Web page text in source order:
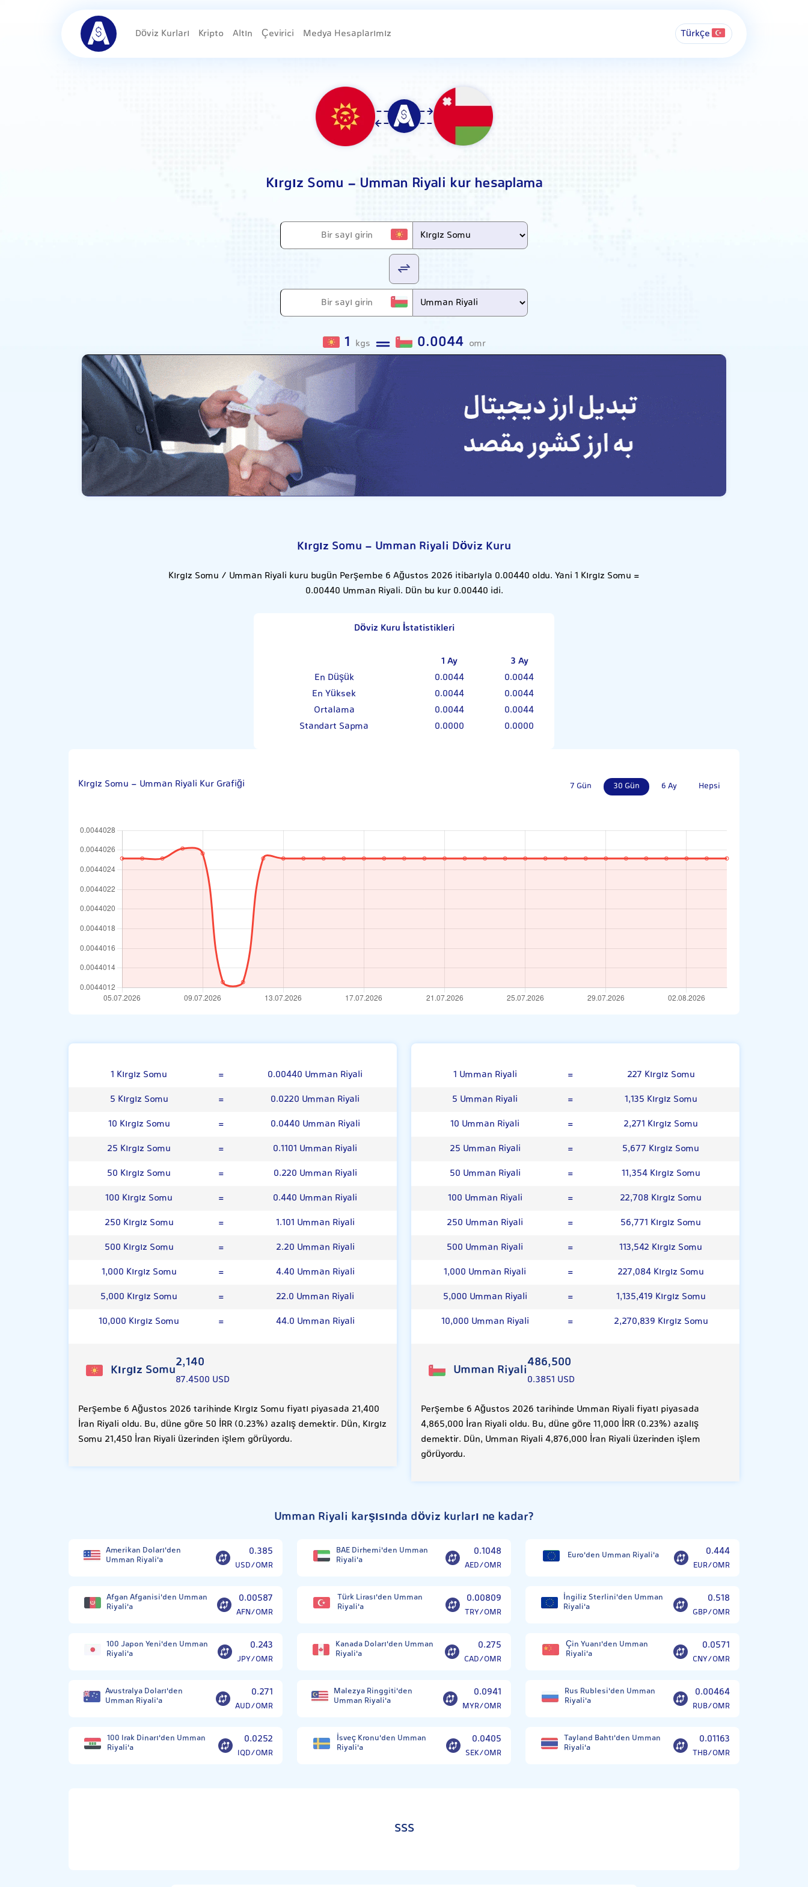
Döviz Kurları Kripto Altın Çevirici Medya Hesaplarımız Türkçe
Kırgız Somu - Umman Riyali kur hesaplama
1 kgs 0.0044 omr
Kırgız Somu - Umman Riyali Döviz Kuru
Kırgız Somu / Umman Riyali kuru bugün Perşembe 6 Ağustos 2026 itibarıyla 0.00440 oldu. Yani 1 Kırgız Somu =
0.00440 Umman Riyali. Dün bu kur 0.00440 idi.
Döviz Kuru İstatistikleri
1 Ay
3 Ay
En Düşük
0.0044
0.0044
En Yüksek
0.0044
0.0044
Ortalama
0.0044
0.0044
Standart Sapma
0.0000 0.0000
Kırgız Somu - Umman Riyali Kur Grafiği 7 Gün 30 Gün 6 Ay Hepsi
1 Kırgız Somu =
0.00440 Umman Riyali
5 Kırgız Somu
=
0.0220 Umman Riyali
10 Kırgız Somu
=
0.0440 Umman Riyali
25 Kırgız Somu
=
0.1101 Umman Riyali
50 Kırgız Somu
=
0.220 Umman Riyali
100 Kırgız Somu
=
0.440 Umman Riyali
250 Kırgız Somu
=
1.101 Umman Riyali
500 Kırgız Somu
=
2.20 Umman Riyali
1,000 Kırgız Somu
=
4.40 Umman Riyali
5,000 Kırgız Somu
=
22.0 Umman Riyali
10,000 Kırgız Somu
= 44.0 Umman Riyali
Kırgız Somu2,140
87.4500 USD
Perşembe 6 Ağustos 2026 tarihinde Kırgız Somu fiyatı piyasada 21,400
İran Riyali oldu. Bu, düne göre 50 İRR (0.23%) azalış demektir. Dün, Kırgız
Somu 21,450 İran Riyali üzerinden işlem görüyordu.
1 Umman Riyali =
227 Kırgız Somu
5 Umman Riyali
=
1,135 Kırgız Somu
10 Umman Riyali
=
2,271 Kırgız Somu
25 Umman Riyali
=
5,677 Kırgız Somu
50 Umman Riyali
=
11,354 Kırgız Somu
100 Umman Riyali
=
22,708 Kırgız Somu
250 Umman Riyali
=
56,771 Kırgız Somu
500 Umman Riyali
=
113,542 Kırgız Somu
1,000 Umman Riyali
=
227,084 Kırgız Somu
5,000 Umman Riyali
=
1,135,419 Kırgız Somu
10,000 Umman Riyali
= 2,270,839 Kırgız Somu
Umman Riyali486,500
0.3851 USD
Perşembe 6 Ağustos 2026 tarihinde Umman Riyali fiyatı piyasada
4,865,000 İran Riyali oldu. Bu, düne göre 11,000 İRR (0.23%) azalış
demektir. Dün, Umman Riyali 4,876,000 İran Riyali üzerinden işlem
görüyordu.
Umman Riyali karşısında döviz kurları ne kadar?
Amerikan Doları'den
Umman Riyali'a
0.385
USD/OMR
BAE Dirhemi'den Umman
Riyali'a
0.1048
AED/OMR
Euro'den Umman Riyali'a 0.444
EUR/OMR
Afgan Afganisi'den Umman
Riyali'a
0.00587
AFN/OMR
Türk Lirası'den Umman
Riyali'a
0.00809
TRY/OMR
İngiliz Sterlini'den Umman
Riyali'a
0.518
GBP/OMR
100 Japon Yeni'den Umman
Riyali'a
0.243
JPY/OMR
Kanada Doları'den Umman
Riyali'a
0.275
CAD/OMR
Çin Yuanı'den Umman
Riyali'a
0.0571
CNY/OMR
Avustralya Doları'den
Umman Riyali'a
0.271
AUD/OMR
Malezya Ringgiti'den
Umman Riyali'a
0.0941
MYR/OMR
Rus Rublesi'den Umman
Riyali'a
0.00464
RUB/OMR
100 Irak Dinarı'den Umman
Riyali'a
0.0252
IQD/OMR
İsveç Kronu'den Umman
Riyali'a
0.0405
SEK/OMR
Tayland Bahtı'den Umman
Riyali'a
0.01163
THB/OMR
SSS